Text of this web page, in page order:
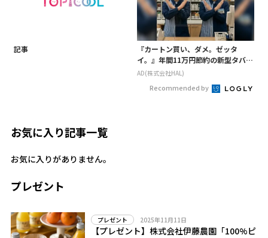
記事
『カートン買い、ダメ。ゼッタ
イ。』年間11万円節約の新型タバコ
が爆売れ
AD(株式会社HAL)
Recommended by
お気に入り記事一覧
お気に入りがありません。
プレゼント
プレゼント 2025年11月11日
【プレゼント】株式会社伊藤農園「100%ピ